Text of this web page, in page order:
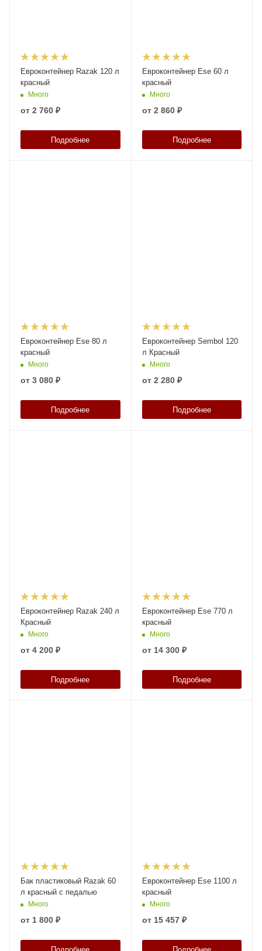
Евроконтейнер Razak 120 л
красный
Много
от 2 760 ₽
Подробнее
Евроконтейнер Ese 60 л
красный
Много
от 2 860 ₽
Подробнее
Евроконтейнер Ese 80 л
красный
Много
от 3 080 ₽
Подробнее
Евроконтейнер Sembol 120
л Красный
Много
от 2 280 ₽
Подробнее
Евроконтейнер Razak 240 л
Красный
Много
от 4 200 ₽
Подробнее
Евроконтейнер Ese 770 л
красный
Много
от 14 300 ₽
Подробнее
Бак пластиковый Razak 60
л красный с педалью
Много
от 1 800 ₽
Евроконтейнер Ese 1100 л
красный
Много
от 15 457 ₽